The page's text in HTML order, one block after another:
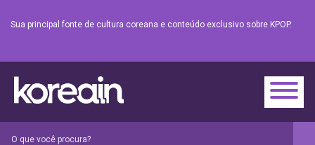
Sua principal fonte de cultura coreana e conteúdo exclusivo sobre KPOP.